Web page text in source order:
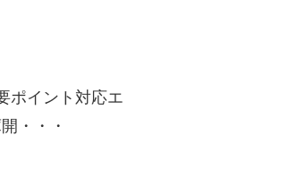
ポイント対応エ
・・・